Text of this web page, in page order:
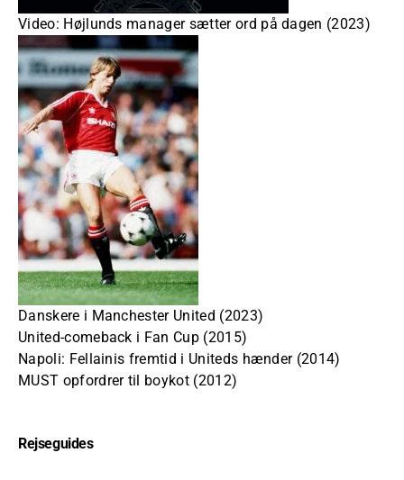
Video: Højlunds manager sætter ord på dagen (2023)
Danskere i Manchester United (2023)
United-comeback i Fan Cup (2015)
Napoli: Fellainis fremtid i Uniteds hænder (2014)
MUST opfordrer til boykot (2012)
Rejseguides